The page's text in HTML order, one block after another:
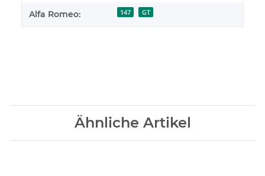
Alfa Romeo: 147 GT
Ähnliche Artikel